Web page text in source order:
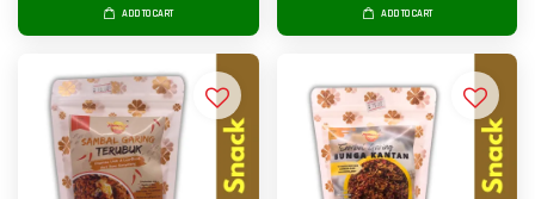
ADD TO CART ADD TO CART